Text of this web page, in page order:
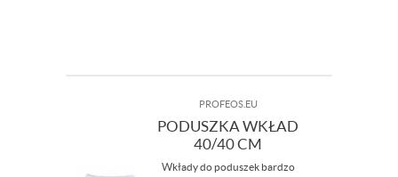
PROFEOS.EU
PODUSZKA WKŁAD
40/40 CM
Wkłady do poduszek bardzo